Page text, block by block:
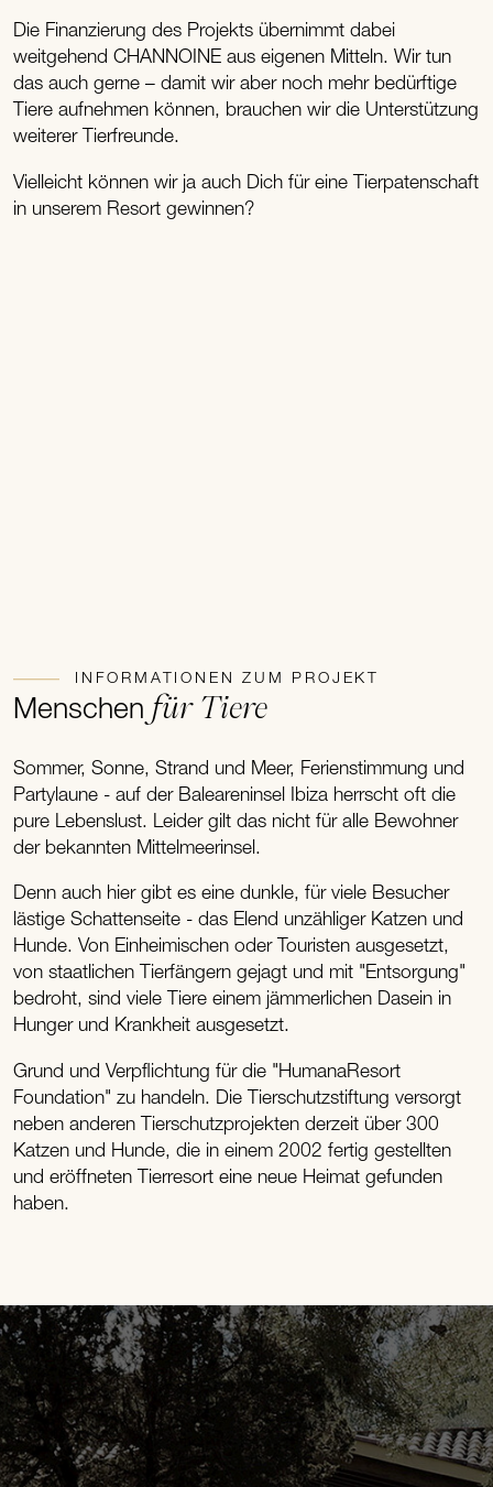
Die Finanzierung des Projekts übernimmt dabei
weitgehend CHANNOINE aus eigenen Mitteln. Wir tun
das auch gerne – damit wir aber noch mehr bedürftige
Tiere aufnehmen können, brauchen wir die Unterstützung
weiterer Tierfreunde.
Vielleicht können wir ja auch Dich für eine Tierpatenschaft
in unserem Resort gewinnen?
INFORMATIONEN ZUM PROJEKT
Menschen für Tiere
Sommer, Sonne, Strand und Meer, Ferienstimmung und
Partylaune - auf der Baleareninsel Ibiza herrscht oft die
pure Lebenslust. Leider gilt das nicht für alle Bewohner
der bekannten Mittelmeerinsel.
Denn auch hier gibt es eine dunkle, für viele Besucher
lästige Schattenseite - das Elend unzähliger Katzen und
Hunde. Von Einheimischen oder Touristen ausgesetzt,
von staatlichen Tierfängern gejagt und mit "Entsorgung"
bedroht, sind viele Tiere einem jämmerlichen Dasein in
Hunger und Krankheit ausgesetzt.
Grund und Verpflichtung für die "HumanaResort
Foundation" zu handeln. Die Tierschutzstiftung versorgt
neben anderen Tierschutzprojekten derzeit über 300
Katzen und Hunde, die in einem 2002 fertig gestellten
und eröffneten Tierresort eine neue Heimat gefunden
haben.